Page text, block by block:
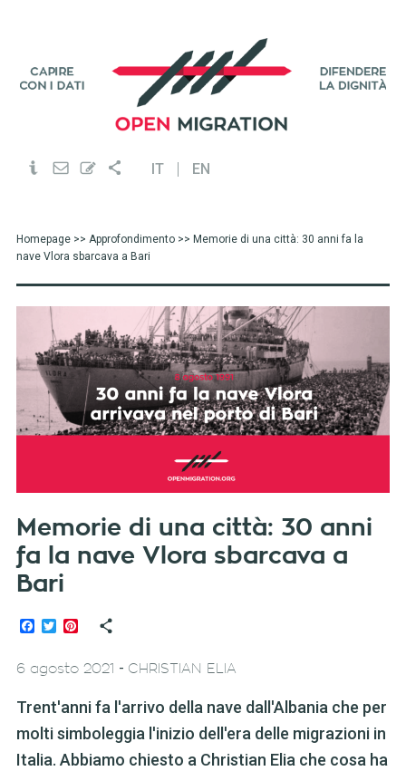
IT EN
Homepage>> Approfondimento>> Memorie di una città: 30 anni fa la
nave Vlora sbarcava a Bari
Memorie di una città: 30 anni
fa la nave Vlora sbarcava a
Bari
Facebook
TwitterPinterest
6 agosto 2021 - CHRISTIAN ELIA
Trent'anni fa l'arrivo della nave dall'Albania che per
molti simboleggia l'inizio dell'era delle migrazioni in
Italia. Abbiamo chiesto a Christian Elia che cosa ha